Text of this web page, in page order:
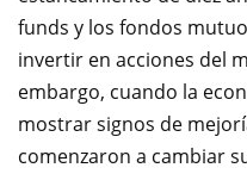
funds y los fondos
invertir en acciones del
embargo, cuando la
mostrar signos de
comenzaron a cambiar